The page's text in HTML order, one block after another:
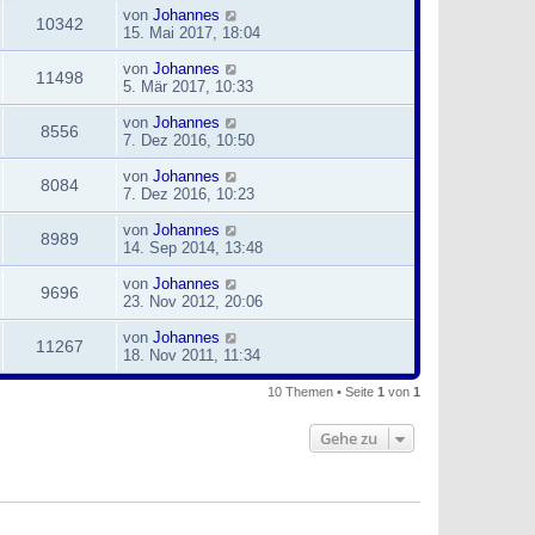
10342 von Johannes
15. Mai 2017, 18:04
11498 von Johannes
5. Mär 2017, 10:33
8556 von Johannes
7. Dez 2016, 10:50
8084 von Johannes
7. Dez 2016, 10:23
8989 von Johannes
14. Sep 2014, 13:48
9696 von Johannes
23. Nov 2012, 20:06
11267 von Johannes
18. Nov 2011, 11:34
10 Themen • Seite 1 von 1
Gehe zu